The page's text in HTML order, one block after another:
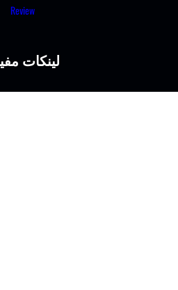
Review
لينكات مفيدة